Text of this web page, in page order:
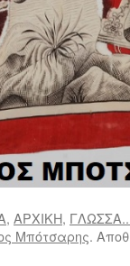
, ΑΡΧΙΚΗ,
Μπότσαρης.